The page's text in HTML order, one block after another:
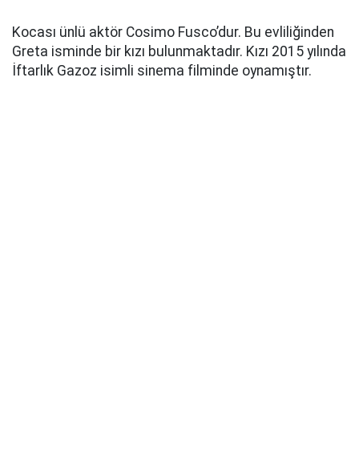
Kocası ünlü aktör Cosimo Fusco’dur. Bu evliliğinden
Greta isminde bir kızı bulunmaktadır. Kızı 2015 yılında
İftarlık Gazoz isimli sinema filminde oynamıştır.